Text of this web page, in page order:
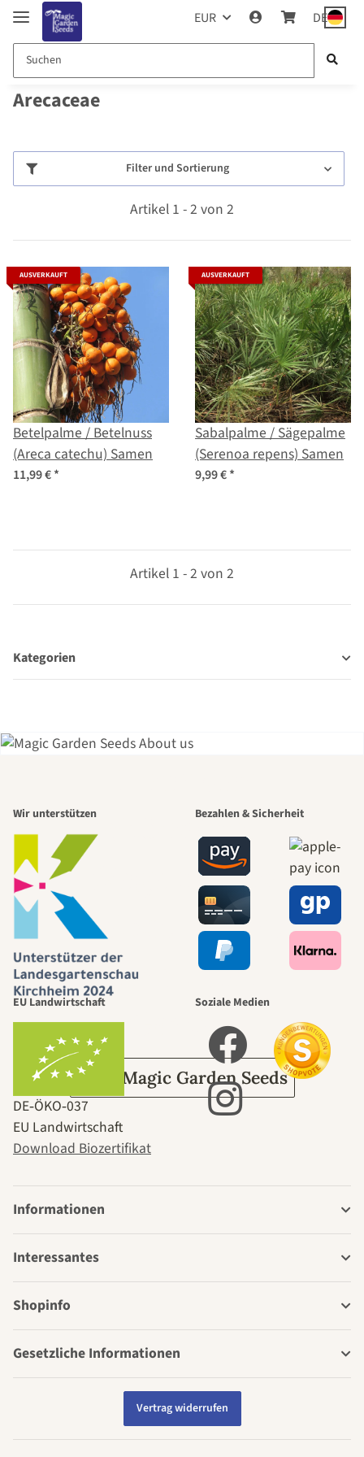
EUR DE
Arecaceae
Filter und Sortierung
Artikel 1 - 2 von 2
AUSVERKAUFT
Betelpalme / Betelnuss
(Areca catechu) Samen
11,99 €*
AUSVERKAUFT
Sabalpalme / Sägepalme
(Serenoa repens) Samen
9,99 €*
Artikel 1 - 2 von 2
Kategorien
schönsten
Wege zu uns
selbst führt
durch den
Garten
Über Magic Garden Seeds
Wir unterstützen Bezahlen & Sicherheit
EU Landwirtschaft
DE‑ÖKO‑037
EU Landwirtschaft
Download Biozertifikat
Soziale Medien
Informationen
Interessantes
Shopinfo
Gesetzliche Informationen
Vertrag widerrufen